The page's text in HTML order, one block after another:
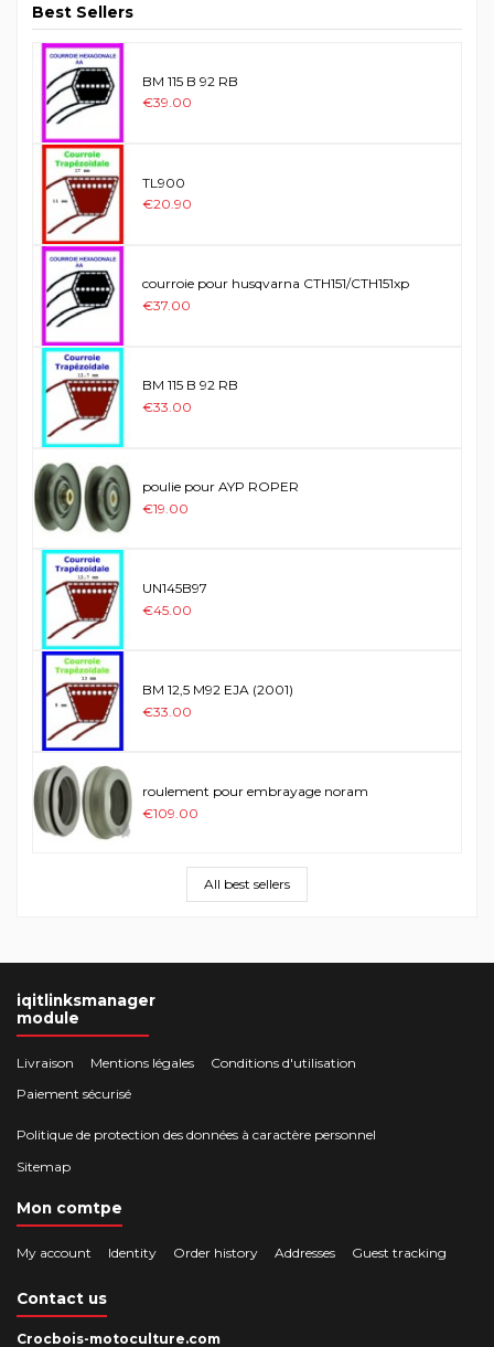
Best Sellers
BM 115 B 92 RB
€39.00
TL900
€20.90
courroie pour husqvarna CTH151/CTH151xp
€37.00
BM 115 B 92 RB
€33.00
poulie pour AYP ROPER
€19.00
UN145B97
€45.00
BM 12,5 M92 EJA (2001)
€33.00
roulement pour embrayage noram
€109.00
All best sellers
iqitlinksmanager
module
Livraison Mentions légales
Conditions d'utilisation
Paiement sécurisé
Politique de protection des données à caractère personnel
Sitemap
Mon comtpe
My account Identity Order history Addresses Guest tracking
Contact us
Crocbois-motoculture.com